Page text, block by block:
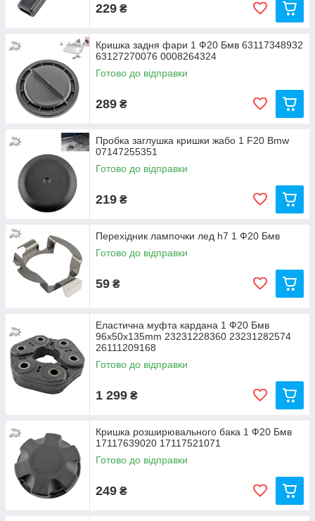
229 ₴
Кришка задня фари 1 Ф20 Бмв 63117348932
63127270076 0008264324
Готово до відправки
289 ₴
Пробка заглушка кришки жабо 1 F20 Bmw
07147255351
Готово до відправки
219 ₴
Перехідник лампочки лед h7 1 Ф20 Бмв
Готово до відправки
59 ₴
Еластична муфта кардана 1 Ф20 Бмв
96x50x135mm 23231228360 23231282574
26111209168
Готово до відправки
1 299 ₴
Кришка розширювального бака 1 Ф20 Бмв
17117639020 17117521071
Готово до відправки
249 ₴